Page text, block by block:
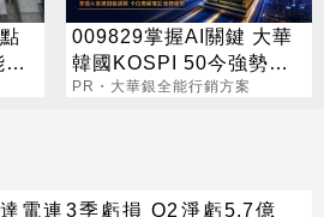
009829掌握AI關鍵 大華
韓國KOSPI 50今強勢開
募
PR・大華銀全能行銷方案
電連3季虧損 Q2淨虧5.7億